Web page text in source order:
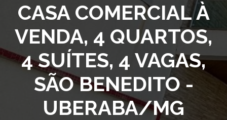
CASA COMERCIAL À
VENDA, 4 QUARTOS,
4 SUÍTES, 4 VAGAS,
SÃO BENEDITO -
UBERABA/MG